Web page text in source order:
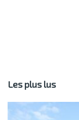
Les plus lus